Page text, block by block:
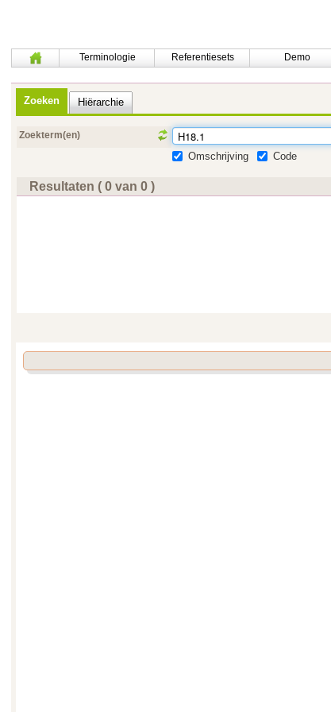
Terminologie Referentiesets Demo
Zoeken Hiërarchie
Zoekterm(en)
Omschrijving
Code
Resultaten ( 0 van 0 )